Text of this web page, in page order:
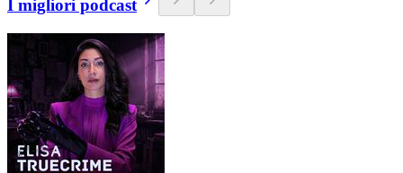
I migliori podcast